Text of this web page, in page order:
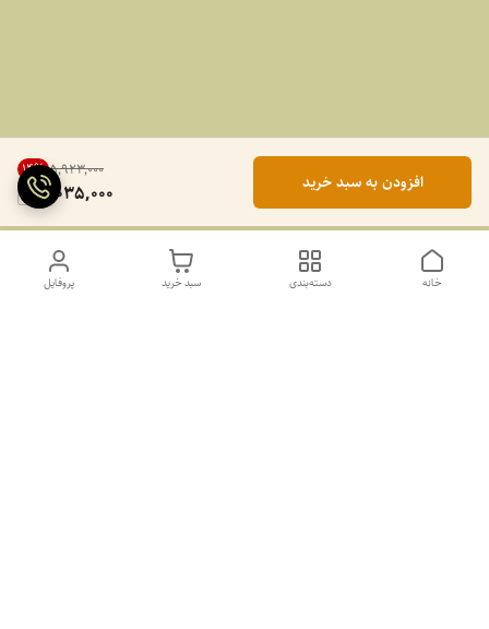
۵٬۹۲۳٬۰۰۰ 14%
5,035,000 افزودن به سبد خرید
پروفایل سبد خرید دسته‌بندی خانه